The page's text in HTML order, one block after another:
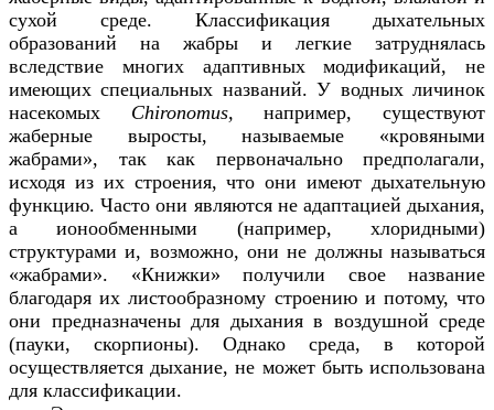
сухой среде. Классификация дыхательных
образований на жабры и легкие затруднялась
вследствие многих адаптивных модификаций, не
имеющих специальных названий. У водных личинок
насекомых Chironomus,например, существуют
жаберные выросты, называемые «кровяными
жабрами», так как первоначально предполагали,
исходя из их строения, что они имеют дыхательную
функцию. Часто они являются не адаптацией дыхания,
а ионообменными (например, хлоридными)
структурами и, возможно, они не должны называться
«жабрами». «Книжки» получили свое название
благодаря их листообразному строению и потому, что
они предназначены для дыхания в воздушной среде
(пауки, скорпионы). Однако среда, в которой
осуществляется дыхание, не может быть использована
для классификации.